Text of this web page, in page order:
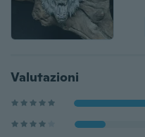
Valutazioni